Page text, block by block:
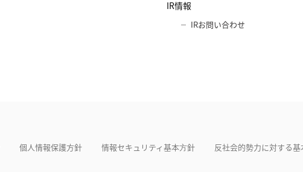
IR情報
IRお問い合わせ
個人情報保護方針 情報セキュリティ基本⽅針 反社会的勢力に対する基